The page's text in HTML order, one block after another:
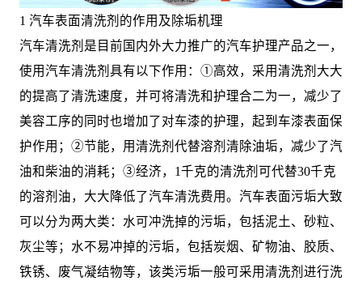
1 汽车表面清洗剂的作用及除垢机理
汽车清洗剂是目前国内外大力推广的汽车护理产品之一，
使用汽车清洗剂具有以下作用：①高效，采用清洗剂大大
的提高了清洗速度，并可将清洗和护理合二为一，减少了
美容工序的同时也增加了对车漆的护理，起到车漆表面保
护作用；②节能，用清洗剂代替溶剂清除油垢，减少了汽
油和柴油的消耗；③经济，1千克的清洗剂可代替30千克
的溶剂油，大大降低了汽车清洗费用。汽车表面污垢大致
可以分为两大类：水可冲洗掉的污垢，包括泥土、砂粒、
灰尘等；水不易冲掉的污垢，包括炭烟、矿物油、胶质、
铁锈、废气凝结物等，该类污垢一般可采用清洗剂进行洗